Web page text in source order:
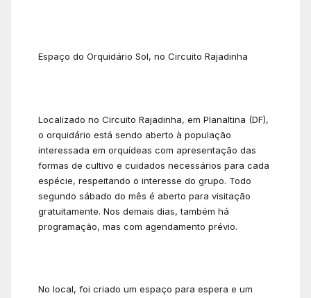
Espaço do Orquidário Sol, no Circuito Rajadinha
Localizado no Circuito Rajadinha, em Planaltina (DF),
o orquidário está sendo aberto à população
interessada em orquídeas com apresentação das
formas de cultivo e cuidados necessários para cada
espécie, respeitando o interesse do grupo. Todo
segundo sábado do mês é aberto para visitação
gratuitamente. Nos demais dias, também há
programação, mas com agendamento prévio.
No local, foi criado um espaço para espera e um